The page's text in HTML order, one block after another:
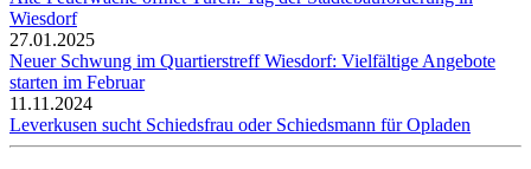
Wiesdorf
27.01.2025
Neuer Schwung im Quartierstreff Wiesdorf: Vielfältige Angebote
starten im Februar
11.11.2024
Leverkusen sucht Schiedsfrau oder Schiedsmann für Opladen